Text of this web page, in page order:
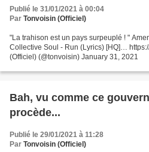
Publié le 31/01/2021 à 00:04
Par Tonvoisin (Officiel)
"La trahison est un pays surpeuplé ! "
Collective Soul - Run (Lyrics) [HQ]…
(Officiel) (@tonvoisin) January 31, 2021
Bah, vu comme ce
procède...
Publié le 29/01/2021 à 11:28
Par Tonvoisin (Officiel)